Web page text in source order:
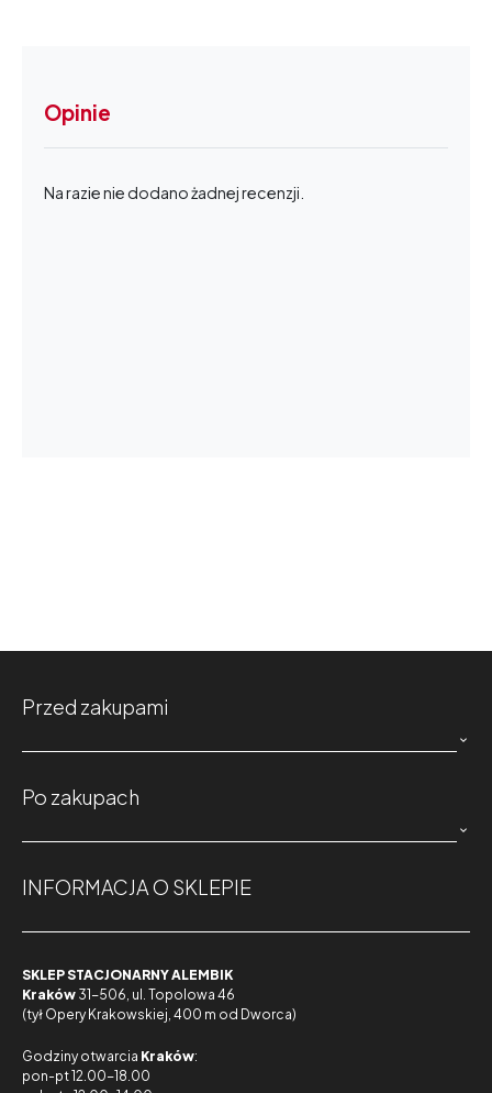
Opinie
Na razie nie dodano żadnej recenzji.
Przed zakupami

Po zakupach

INFORMACJA O SKLEPIE
SKLEP STACJONARNY ALEMBIK
Kraków 31-506, ul. Topolowa 46
(tył Opery Krakowskiej, 400 m od Dworca)
Godziny otwarcia Kraków:
pon-pt 12.00-18.00